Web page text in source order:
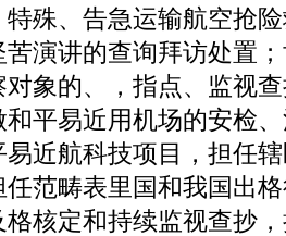
殊、告急运输航空抢
演讲的查询拜访处置
象的、，指点、监视
平易近用机场的安检
近航科技项目，担任
任范畴表里国和我国出
核定和持续监视查抄